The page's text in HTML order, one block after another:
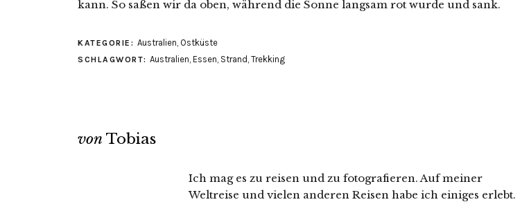
kann. So saßen wir da oben, während die Sonne langsam rot wurde und sank.
KATEGORIE: Australien, Ostküste
SCHLAGWORT: Australien, Essen, Strand , Trekking
von Tobias
Ich mag es zu reisen und zu fotografieren. Auf meiner
Weltreise und vielen anderen Reisen habe ich einiges erlebt.